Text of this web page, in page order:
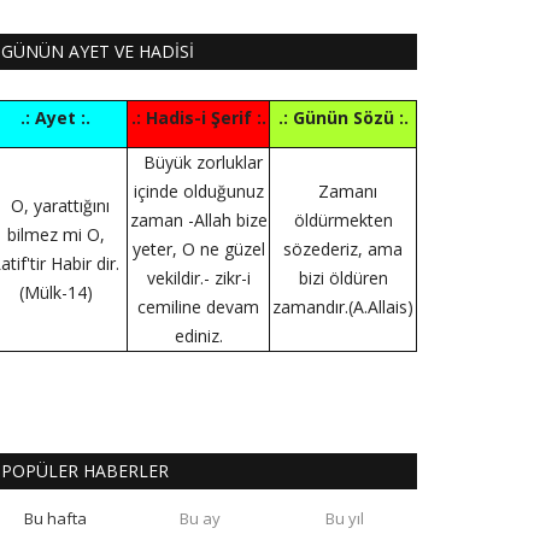
GÜNÜN AYET VE HADİSİ
.: Ayet :. .: Hadis-i Şerif :. .: Günün Sözü :.
O, yarattığını
bilmez mi O,
Habir dir.
(Mülk-14)
Büyük zorluklar
içinde olduğunuz
zaman -Allah bize
yeter, O ne güzel
vekildir.- zikr-i
cemiline devam
ediniz.
Zamanı
öldürmekten
sözederiz, ama
bizi öldüren
zamandır.(A.Allais)
POPÜLER HABERLER
Bu hafta Bu ay Bu yıl